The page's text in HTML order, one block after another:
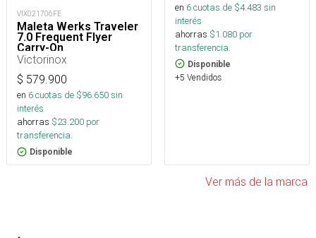
VIX021706FE
Maleta Werks Traveler
7.0 Frequent Flyer
Carry-On
Victorinox
$ 579.900
en 6cuotas de $96.650sin
interés
ahorras $23.200 por
transferencia.
Disponible
en 6cuotas de $4.483 sin
interés
ahorras $1.080 por
transferencia.
Disponible
+5 Vendidos
Ver más de la marca